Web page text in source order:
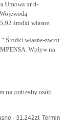
Umowa nr 4-
środki własne.
Środki własne-zwrot
Wpływ na
na potrzeby osób
- 31.242zł. Termin